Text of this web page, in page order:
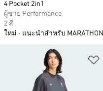
4 Pocket 2in1
ผู้ชาย Performance
2 สี
ใหม่
แนะนำสำหรับ MARATHON